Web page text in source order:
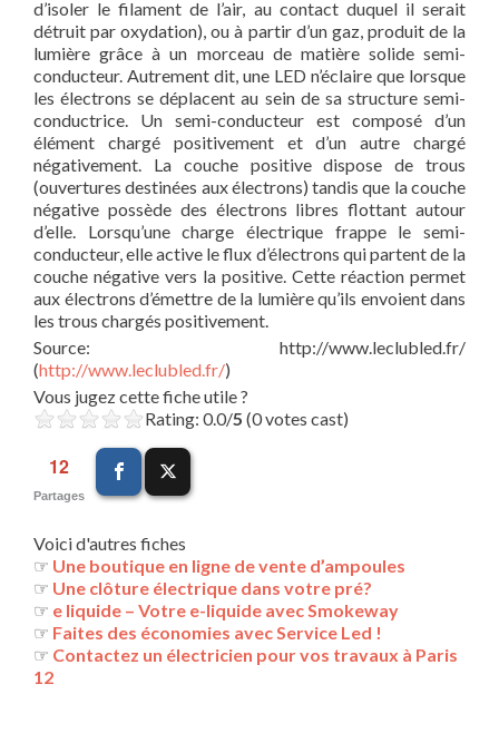
d’isoler le filament de l’air, au contact duquel il serait
détruit par oxydation), ou à partir d’un gaz, produit de la
lumière grâce à un morceau de matière solide semi-
conducteur. Autrement dit, une LED n’éclaire que lorsque
les électrons se déplacent au sein de sa structure semi-
conductrice. Un semi-conducteur est composé d’un
élément chargé positivement et d’un autre chargé
négativement. La couche positive dispose de trous
(ouvertures destinées aux électrons) tandis que la couche
négative possède des électrons libres flottant autour
d’elle. Lorsqu’une charge électrique frappe le semi-
conducteur, elle active le flux d’électrons qui partent de la
couche négative vers la positive. Cette réaction permet
aux électrons d’émettre de la lumière qu’ils envoient dans
les trous chargés positivement.
Source: http://www.leclubled.fr/
(http://www.leclubled.fr/)
Vous jugez cette fiche utile ?
Rating: 0.0/5 (0 votes cast)
12
Partages
Voici d'autres fiches
☞ Une boutique en ligne de vente d’ampoules
☞ Une clôture électrique dans votre pré?
☞ e liquide – Votre e-liquide avec Smokeway
☞ Faites des économies avec Service Led !
☞ Contactez un électricien pour vos travaux à Paris
12